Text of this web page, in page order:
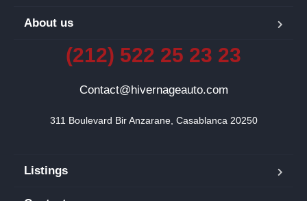
About us
(212) 522 25 23 23
Contact@hivernageauto.com
311 Boulevard Bir Anzarane, Casablanca 20250
Listings